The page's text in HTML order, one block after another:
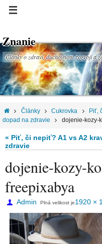
Znanie
Články o zdraví, duchovnom rozvoji a
Články Cukrovka
Piť,
dopad na zdravie
dojenie-kozy-
« Piť, či nepiť? A1 vs A2
zdravie
dojenie-kozy-
freepixabya
Admin Plná velikost je1920 ×